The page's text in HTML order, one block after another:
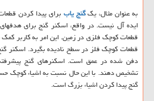
به عنوان مثال، یکگنج یاببرای پیدا کردن
ایده آل نیست. در واقع، اسکنر گنج برای
قطعات کوچک فلزی در زمین. این امر به کاربر کمک
قطعات کوچک فلز در سطح نادیده بگیرد. اسکنر
دفن شده در عمق است. اسکنرهای گنج پیشرفته
تشخیص دهند. با این حال نسبت به اشیاء کوچک
گنج پیدا کردن اشیاء بزرگ است.